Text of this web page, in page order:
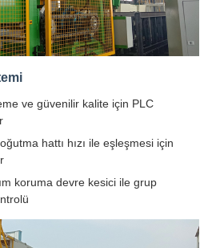
ve güvenilir kalite için PLC
hattı hızı ile eşleşmesi için
koruma devre kesici ile grup